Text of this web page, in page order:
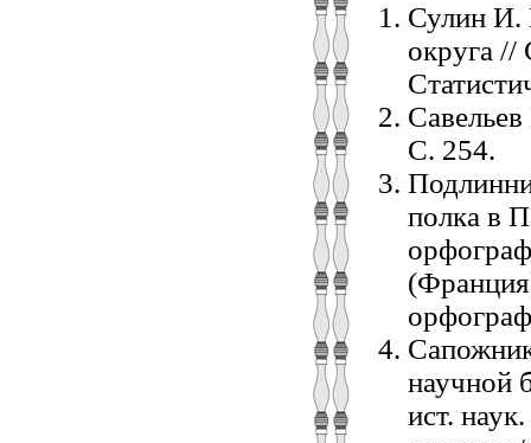
Сулин И.
округа //
С. 254.
полка в
научной
ист.